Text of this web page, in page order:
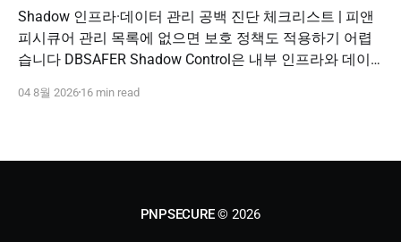
Shadow 인프라·데이터 관리 공백 진단 체크리스트 | 피앤
피시큐어 관리 목록에 없으면 보호 정책도 적용하기 어렵
습니다 DBSAFER Shadow Control은 내부 인프라와 데이
나의 보안 운영 흐름으로 제공합니다. DBSAFER Shadow
04 8월 2026 16 min read
PNPSECURE© 2026